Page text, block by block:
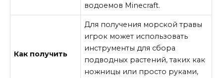
водоемов Minecraft.
Как получить
Для получения морской травы
игрок может использовать
инструменты для сбора
подводных растений, таких как
ножницы или просто руками,